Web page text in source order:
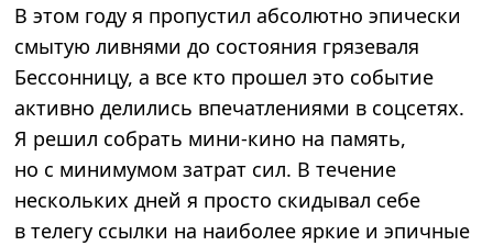
В этом году я пропустил абсолютно эпически
смытую ливнями до состояния грязеваля
Бессонницу, а все кто прошел это событие
активно делились впечатлениями в соцсетях.
Я решил собрать мини-кино на память,
но с минимумом затрат сил. В течение
нескольких дней я просто скидывал себе
в телегу ссылки на наиболее яркие и эпичные